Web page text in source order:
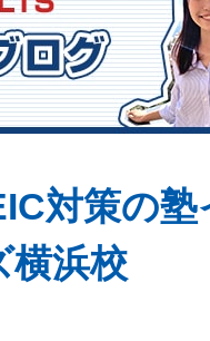
対策の
横浜校